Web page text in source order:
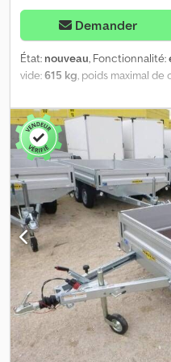
d’arrimage, béquilles arrière
également disponibles. La
les projections d’eau.
Demander
État: nouveau, Fonctionnalité:
vide:615 kg, poids maximal de
2
chargement:4 010 mm,
mm, hauteur de l'espace de
construction:
, Contenu
surbaissé tandem Stema SH
en V STEMA et l’essieu à
avec suspensions de roues
bonnes qualités de suivi et
remorque. Avec les grands et
chargement est parfaitement
rapide et optimale de votre
plancher garantissent un
n’emploie que des pièces de
roulements de roues
rambarde et autres éléments
de gamme et durable -